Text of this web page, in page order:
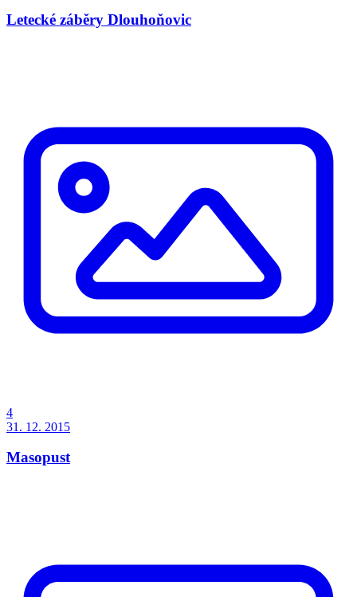
Letecké záběry Dlouhoňovic
4
31. 12. 2015
Masopust